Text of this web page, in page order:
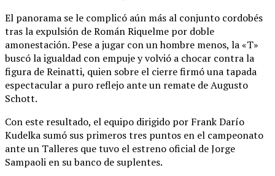
El panorama se le complicó aún más al conjunto cordobés
tras la expulsión de Román Riquelme por doble
amonestación. Pese a jugar con un hombre menos, la «T»
buscó la igualdad con empuje y volvió a chocar contra la
figura de Reinatti, quien sobre el cierre firmó una tapada
espectacular a puro reflejo ante un remate de Augusto
Schott.
Con este resultado, el equipo dirigido por Frank Darío
Kudelka sumó sus primeros tres puntos en el campeonato
ante un Talleres que tuvo el estreno oficial de Jorge
Sampaoli en su banco de suplentes.